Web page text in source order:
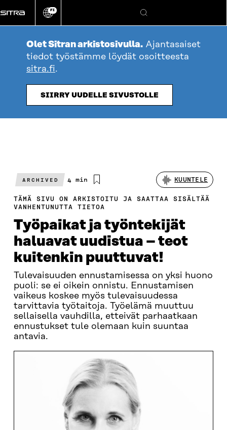
suoraan
sisältöön
Vaihda
kieli
FI
Hae
Olet Sitran arkistosivulla. Ajantasaiset
tiedot työstämme löydät osoitteesta
sitra.fi.
SIIRRY UUDELLE SIVUSTOLLE
ARCHIVED
Arvioitu
4 min KUUNTELE
TÄMÄ SIVU ON ARKISTOITU JA SAATTAA SISÄLTÄÄ
VANHENTUNUTTA TIETOA
Työpaikat ja työntekijät
haluavat uudistua – teot
kuitenkin puuttuvat!
Tulevaisuuden ennustamisessa on yksi huono
puoli: se ei oikein onnistu. Ennustamisen
vaikeus koskee myös tulevaisuudessa
tarvittavia työtaitoja. Työelämä muuttuu
sellaisella vauhdilla, etteivät parhaatkaan
ennustukset tule olemaan kuin suuntaa
antavia.